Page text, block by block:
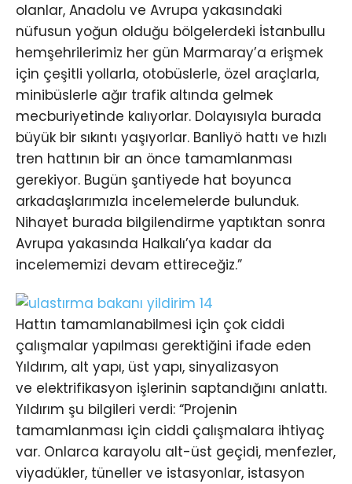
olanlar, Anadolu ve Avrupa yakasındaki
nüfusun yoğun olduğu bölgelerdeki İstanbullu
hemşehrilerimiz her gün Marmaray’a erişmek
için çeşitli yollarla, otobüslerle, özel araçlarla,
minibüslerle ağır trafik altında gelmek
mecburiyetinde kalıyorlar. Dolayısıyla burada
büyük bir sıkıntı yaşıyorlar. Banliyö hattı ve hızlı
tren hattının bir an önce tamamlanması
gerekiyor. Bugün şantiyede hat boyunca
arkadaşlarımızla incelemelerde bulunduk.
Nihayet burada bilgilendirme yaptıktan sonra
Avrupa yakasında Halkalı’ya kadar da
incelememizi devam ettireceğiz.”
Hattın tamamlanabilmesi için çok ciddi
çalışmalar yapılması gerektiğini ifade eden
Yıldırım, alt yapı, üst yapı, sinyalizasyon
ve elektrifikasyon işlerinin saptandığını anlattı.
Yıldırım şu bilgileri verdi: “Projenin
tamamlanması için ciddi çalışmalara ihtiyaç
var. Onlarca karayolu alt-üst geçidi, menfezler,
viyadükler, tüneller ve istasyonlar, istasyon